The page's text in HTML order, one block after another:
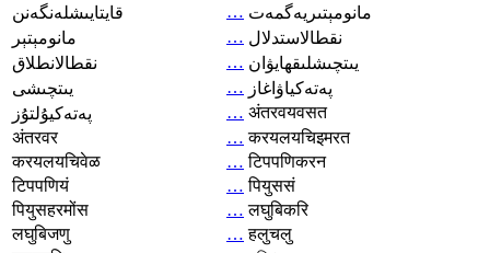
قايتايىشلەنگەنن
… مانومېتىريەگمەت
مانومېتېر
… نقطالاستدلال
نقطالانطلاق
… يىتچىشلىقھايۋان
يىتچىشى
… پەتەكياۋاغاز
پەتەكيۇلتۇز
… अंतरवयवसत
अंतरवर
… करयलयचिइमरत
करयलयचिवेळ
… टिपपणिकरन
टिपपणियं
… पियुससं
पियुसहरमोंस
… लघुबिकरि
लघुबिजणु
… हलुचलु